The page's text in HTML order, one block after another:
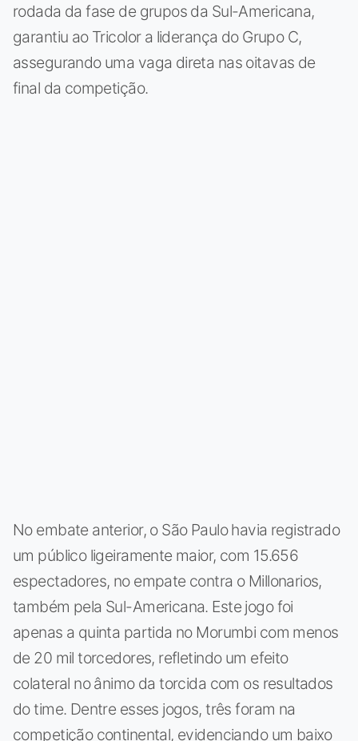
rodada da fase de grupos da Sul-Americana,
garantiu ao Tricolor a liderança do Grupo C,
assegurando uma vaga direta nas oitavas de
final da competição.
No embate anterior, o São Paulo havia registrado
um público ligeiramente maior, com 15.656
espectadores, no empate contra o Millonarios,
também pela Sul-Americana. Este jogo foi
apenas a quinta partida no Morumbi com menos
de 20 mil torcedores, refletindo um efeito
colateral no ânimo da torcida com os resultados
do time. Dentre esses jogos, três foram na
competição continental, evidenciando um baixo